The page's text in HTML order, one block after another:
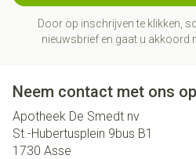
Door op inschrijven te klikken,
nieuwsbrief en gaat u akkoord
Neem contact met ons op
Apotheek De Smedt nv
St.-Hubertusplein 9bus B1
1730 Asse